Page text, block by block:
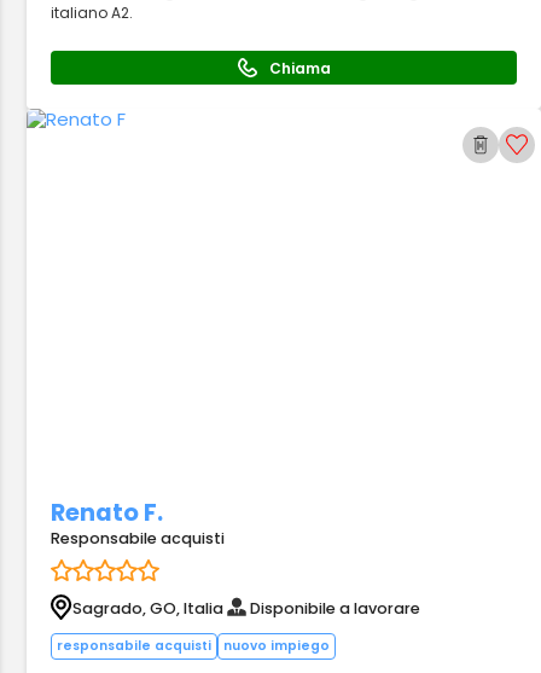
italiano A2.
Chiama
Renato F.
Responsabile acquisti
Sagrado, GO, Italia Disponibile a lavorare
responsabile acquisti nuovo impiego